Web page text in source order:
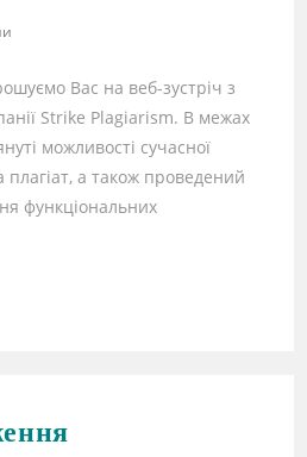
Вас на веб-зустріч з
Strike Plagiarism. В межах
можливості сучасної
плагіат, а також проведений
функціональних